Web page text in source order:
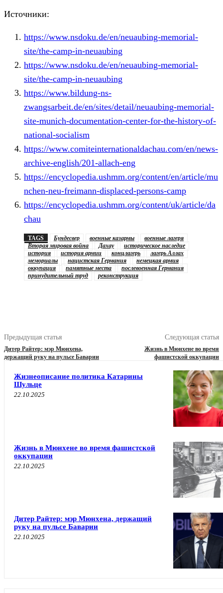
Источники:
https://www.nsdoku.de/en/neuaubing-memorial-
site/the-camp-in-neuaubing
https://www.nsdoku.de/en/neuaubing-memorial-
site/the-camp-in-neuaubing
https://www.bildung-ns-
zwangsarbeit.de/en/sites/detail/neuaubing-memorial-
site-munich-documentation-center-for-the-history-of-
national-socialism
https://www.comiteinternationaldachau.com/en/news-
archive-english/201-allach-eng
https://encyclopedia.ushmm.org/content/en/article/mu
nchen-neu-freimann-displaced-persons-camp
https://encyclopedia.ushmm.org/content/uk/article/da
chau
TAGS Бундесвер военные казармы
военные лагеря
Вторая мировая война
Дахау
историческое наследие
история
история армии концлагерь
лагерь Аллах
мемориалы
нацистская Германия
немецкая армия
оккупация
памятные места
послевоенная Германия
принудительный труд
реконструкция
Предыдущая статья
Дитер Райтер: мэр Мюнхена,
держащий руку на пульсе Баварии
Следующая статья
Жизнь в Мюнхене во время
фашистской оккупации
Жизнеописание политика Катарины
Шульце
22.10.2025
Жизнь в Мюнхене во время фашистской
оккупации
22.10.2025
Дитер Райтер: мэр Мюнхена, держащий
руку на пульсе Баварии
22.10.2025